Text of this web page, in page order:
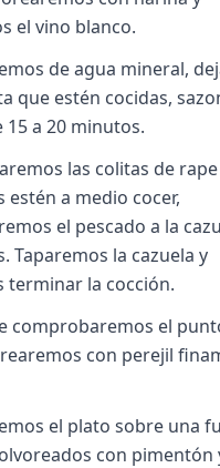
el vino blanco.
de agua mineral,
que estén cocidas,
15 a 20 minutos.
las colitas de
estén a medio cocer,
el pescado a la
Taparemos la cazuela y
terminar la cocción.
comprobaremos el
con perejil
el plato sobre una
con pimentón